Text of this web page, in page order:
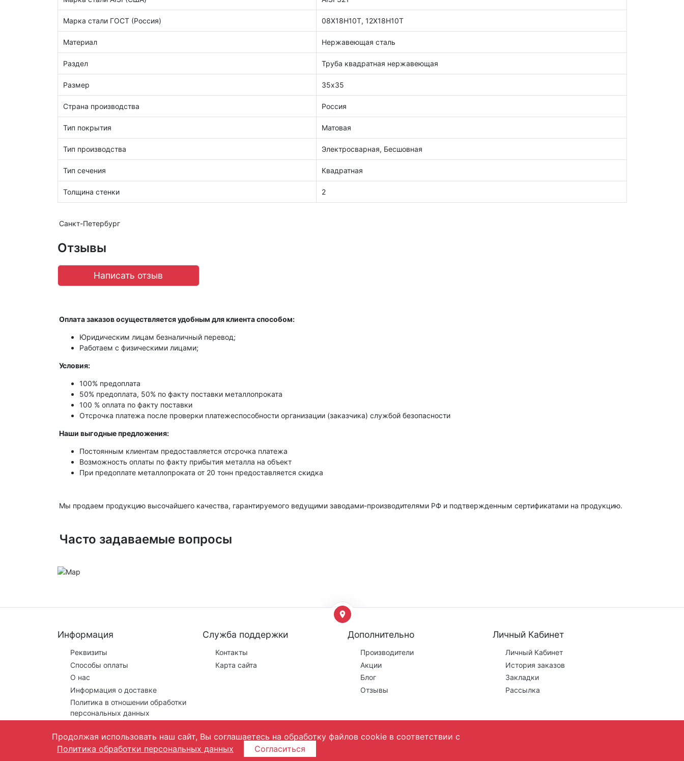
Марка стали ГОСТ (Россия) 08Х18Н10Т, 12Х18Н10Т
Материал Нержавеющая сталь
Раздел Труба квадратная нержавеющая
Размер 35х35
Страна производства Россия
Тип покрытия Матовая
Тип производства Электросварная, Бесшовная
Тип сечения Квадратная
Толщина стенки 2
Санкт-Петербург
Отзывы
Написать отзыв
Оплата заказов осуществляется удобным для клиента способом:
Юридическим лицам безналичный перевод;
Работаем с физическими лицами;
Условия:
100% предоплата
50% предоплата, 50% по факту поставки металлопроката
100 % оплата по факту поставки
Отсрочка платежа после проверки платежеспособности организации (заказчика) службой безопасности
Наши выгодные предложения:
Постоянным клиентам предоставляется отсрочка платежа
Возможность оплаты по факту прибытия металла на объект
При предоплате металлопроката от 20 тонн предоставляется скидка
Мы продаем продукцию высочайшего качества, гарантируемого ведущими заводами-производителями РФ и подтвержденным сертификатами на продукцию.
Часто задаваемые вопросы
Информация
Реквизиты
Способы оплаты
О нас
Информация о доставке
Политика в отношении обработки
персональных данных
Служба поддержки
Контакты
Карта сайта
Дополнительно
Производители
Акции
Блог
Отзывы
Личный Кабинет
Личный Кабинет
История заказов
Закладки
Рассылка
Предложения на сайте не являются публичной офертой! Цены могут поменяться, они уточняются менеджером на этапе заказа.
Продолжая использовать наш сайт, Вы соглашаетесь на обработку файлов cookie в соответствии с
Политика обработки персональных данных
Согласиться